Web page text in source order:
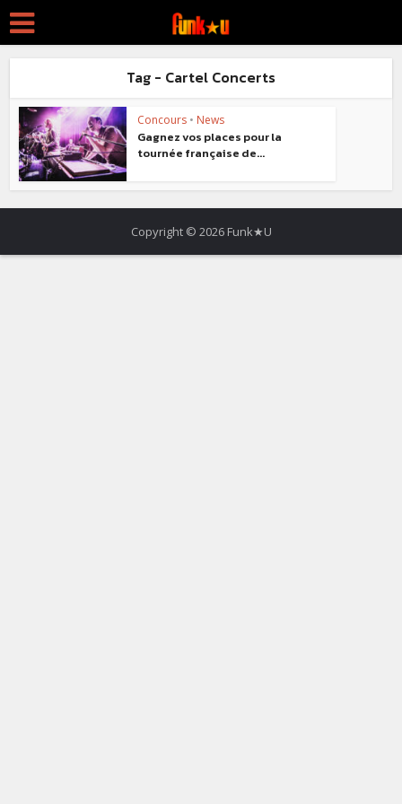
Tag - Cartel Concerts
Concours • News
Gagnez vos places pour la
tournée française de...
Copyright © 2026 Funk★U